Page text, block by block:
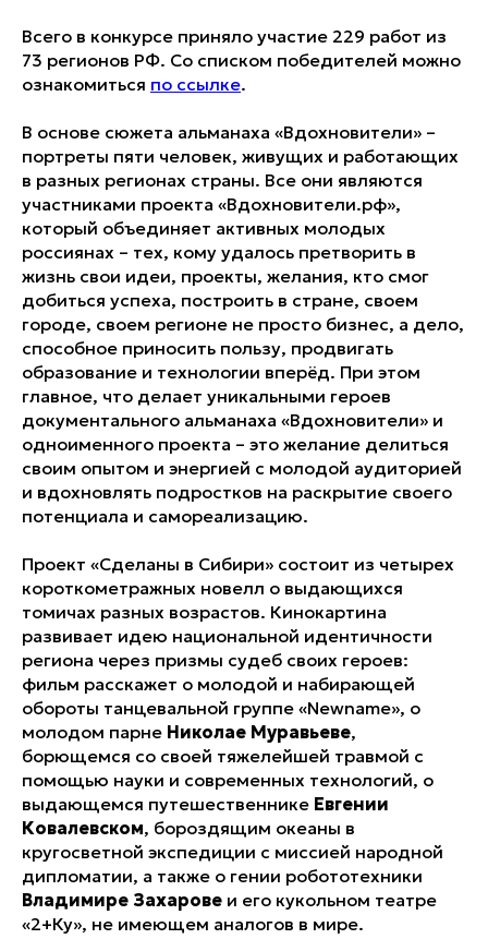
Всего в конкурсе приняло участие 229 работ из
73 регионов РФ. Со списком победителей можно
ознакомиться по ссылке.
В основе сюжета альманаха «Вдохновители» –
портреты пяти человек, живущих и работающих
в разных регионах страны. Все они являются
участниками проекта «Вдохновители.рф»,
который объединяет активных молодых
россиянах – тех, кому удалось претворить в
жизнь свои идеи, проекты, желания, кто смог
добиться успеха, построить в стране, своем
городе, своем регионе не просто бизнес, а дело,
способное приносить пользу, продвигать
образование и технологии вперёд. При этом
главное, что делает уникальными героев
документального альманаха «Вдохновители» и
одноименного проекта – это желание делиться
своим опытом и энергией с молодой аудиторией
и вдохновлять подростков на раскрытие своего
потенциала и самореализацию.
Проект «Сделаны в Сибири» состоит из четырех
короткометражных новелл о выдающихся
томичах разных возрастов. Кинокартина
развивает идею национальной идентичности
региона через призмы судеб своих героев:
фильм расскажет о молодой и набирающей
обороты танцевальной группе «Newname», о
молодом парне Николае Муравьеве,
борющемся со своей тяжелейшей травмой с
помощью науки и современных технологий, о
выдающемся путешественнике Евгении
Ковалевском, бороздящим океаны в
кругосветной экспедиции с миссией народной
дипломатии, а также о гении робототехники
Владимире Захарове и его кукольном театре
«2+Ку», не имеющем аналогов в мире.